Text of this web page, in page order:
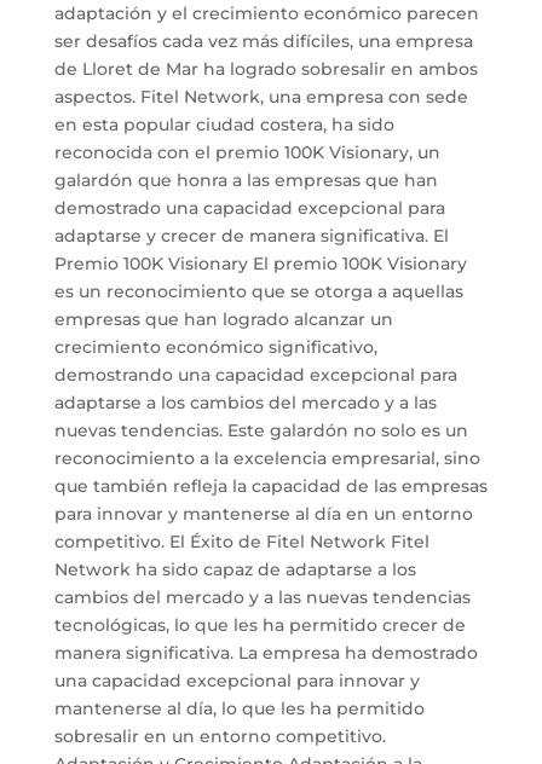
adaptación y el crecimiento económico parecen
ser desafíos cada vez más difíciles, una empresa
de Lloret de Mar ha logrado sobresalir en ambos
aspectos. Fitel Network, una empresa con sede
en esta popular ciudad costera, ha sido
reconocida con el premio 100K Visionary, un
galardón que honra a las empresas que han
demostrado una capacidad excepcional para
adaptarse y crecer de manera significativa. El
Premio 100K Visionary El premio 100K Visionary
es un reconocimiento que se otorga a aquellas
empresas que han logrado alcanzar un
crecimiento económico significativo,
demostrando una capacidad excepcional para
adaptarse a los cambios del mercado y a las
nuevas tendencias. Este galardón no solo es un
reconocimiento a la excelencia empresarial, sino
que también refleja la capacidad de las empresas
para innovar y mantenerse al día en un entorno
competitivo. El Éxito de Fitel Network Fitel
Network ha sido capaz de adaptarse a los
cambios del mercado y a las nuevas tendencias
tecnológicas, lo que les ha permitido crecer de
manera significativa. La empresa ha demostrado
una capacidad excepcional para innovar y
mantenerse al día, lo que les ha permitido
sobresalir en un entorno competitivo.